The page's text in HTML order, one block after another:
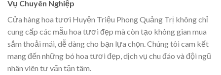
Vụ Chuyên Nghiệp
Cửa hàng hoa tươi Huyện Triệu Phong Quảng Trị không chỉ
cung cấp các mẫu hoa tươi đẹp mà còn tạo không gian mua
sắm thoải mái, dễ dàng cho bạn lựa chọn. Chúng tôi cam kết
mang đến những bó hoa tươi đẹp, dịch vụ chu đáo và đội ngũ
nhân viên tư vấn tận tâm.